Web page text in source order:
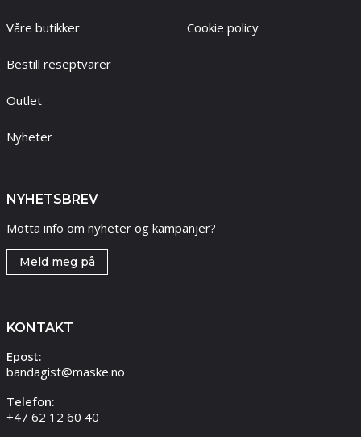
Våre butikker
Bestill reseptvarer
Outlet
Nyheter
Cookie policy
NYHETSBREV
Motta info om nyheter og kampanjer?
Meld meg på
KONTAKT
Epost:
bandagist@maske.no
Telefon:
+47 62 12 60 40